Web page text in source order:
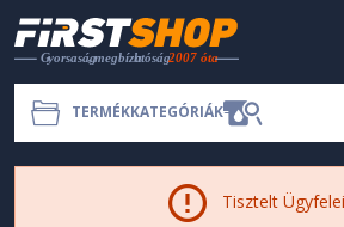
TERMÉKKATEGÓRIÁK
Tisztelt